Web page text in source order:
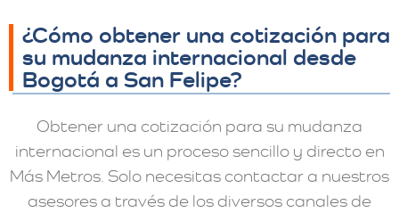
¿Cómo obtener una cotización para
su mudanza internacional desde
Bogotá a San Felipe?
Obtener una cotización para su mudanza
internacional es un proceso sencillo y directo en
Más Metros. Solo necesitas contactar a nuestros
asesores a través de los diversos canales de